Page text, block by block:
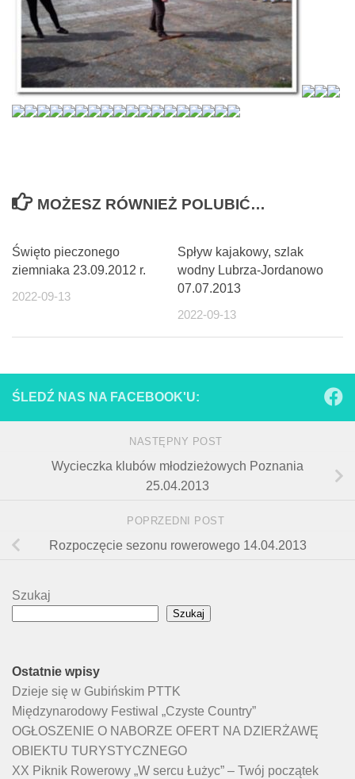
MOŻESZ RÓWNIEŻ POLUBIĆ…
Święto pieczonego
ziemniaka 23.09.2012 r.
2022-09-13
Spływ kajakowy, szlak
wodny Lubrza-Jordanowo
07.07.2013
2022-09-13
ŚLEDŹ NAS NA FACEBOOK'U:
NASTĘPNY POST
Wycieczka klubów młodzieżowych Poznania
25.04.2013
POPRZEDNI POST
Rozpoczęcie sezonu rowerowego 14.04.2013
Szukaj
Szukaj
Ostatnie wpisy
Dzieje się w Gubińskim PTTK
Międzynarodowy Festiwal „Czyste Country”
OGŁOSZENIE O NABORZE OFERT NA DZIERŻAWĘ
OBIEKTU TURYSTYCZNEGO
XX Piknik Rowerowy „W sercu Łużyc” – Twój początek